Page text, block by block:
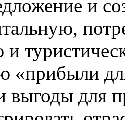
и
и
«прибыли
выгоды для